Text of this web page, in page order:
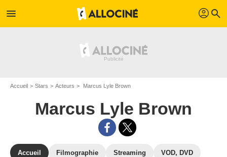
menu profil search
Accueil Stars Acteurs Marcus Lyle Brown
Marcus Lyle Brown
Accueil Filmographie Streaming VOD, DVD